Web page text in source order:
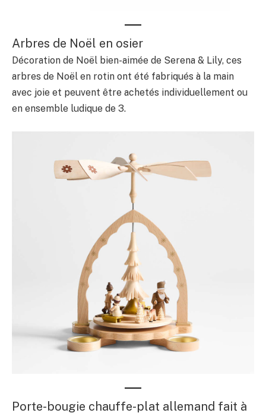
Arbres de Noël en osier
Décoration de Noël bien-aimée de Serena & Lily, ces
arbres de Noël en rotin ont été fabriqués à la main
avec joie et peuvent être achetés individuellement ou
en ensemble ludique de 3.
Porte-bougie chauffe-plat allemand fait à